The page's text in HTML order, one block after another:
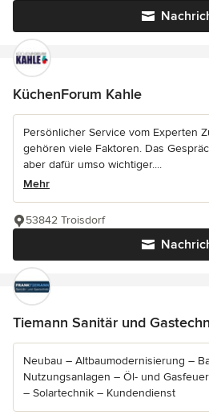
KüchenForum Kahle
Persönlicher Service vom Experten
gehören viele Faktoren. Das
aber dafür umso wichtiger....
Mehr
53842 Troisdorf
Tiemann Sanitär und
Neubau – Altbaumodernisierung –
Nutzungsanlagen – Öl- und
– Solartechnik – Kundendienst